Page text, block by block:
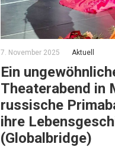
7. November 2025 Aktuell
Ein
Theaterabend in
russische
ihre
(Globalbridge)